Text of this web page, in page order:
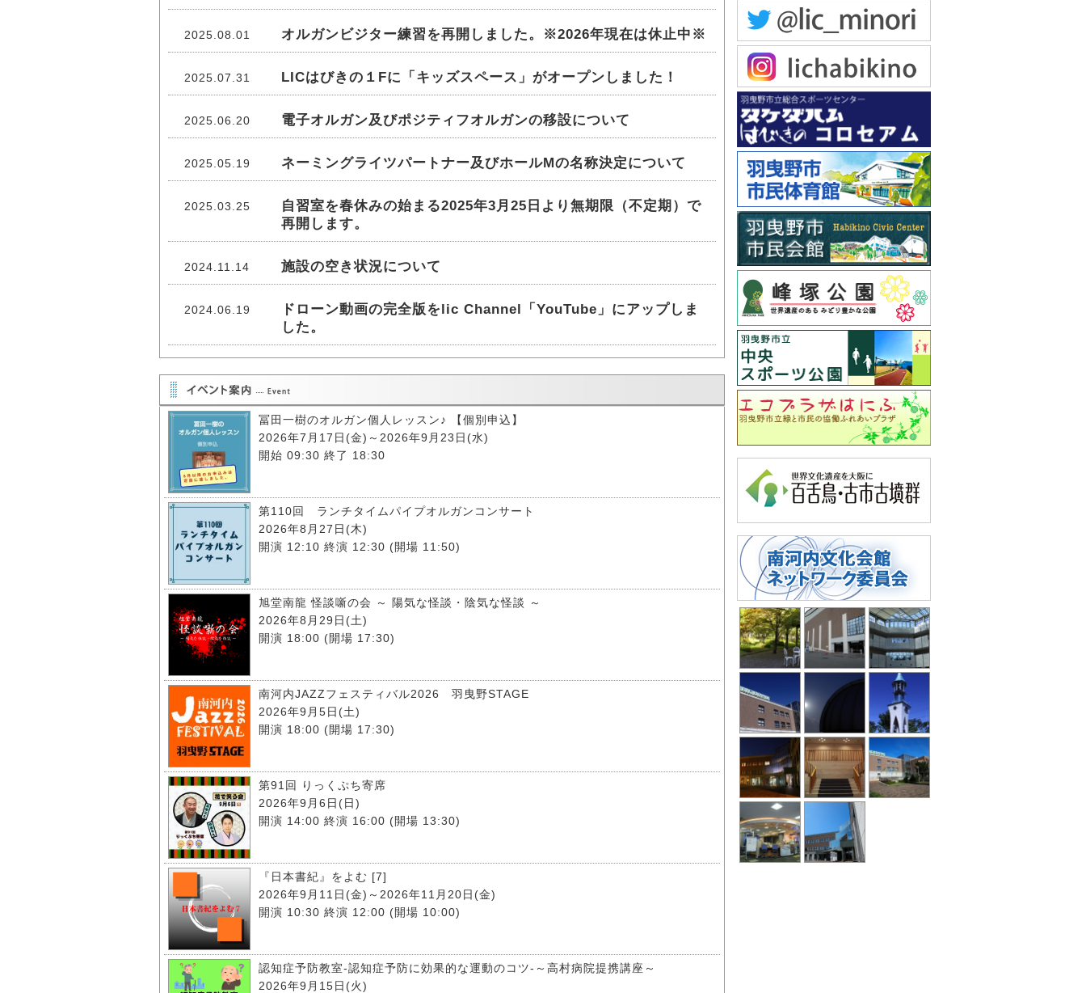
2025.08.01 オルガンビジター練習を再開しました。※2026年現在は休止中※
2025.07.31 LICはびきの１Fに「キッズスペース」がオープンしました！
2025.06.20 電子オルガン及びポジティフオルガンの移設について
2025.05.19 ネーミングライツパートナー及びホールMの名称決定について
2025.03.25
自習室を春休みの始まる2025年3月25日より無期限（不定期）で
再開します。
2024.11.14 施設の空き状況について
2024.06.19
ドローン動画の完全版をlic Channel「YouTube」にアップしま
した。
冨田一樹のオルガン個人レッスン♪ 【個別申込】
2026年7月17日(金)～2026年9月23日(水)
開始 09:30 終了 18:30
第110回 ランチタイムパイプオルガンコンサート
2026年8月27日(木)
開演 12:10 終演 12:30 (開場 11:50)
旭堂南龍 怪談噺の会 ～ 陽気な怪談・陰気な怪談 ～
2026年8月29日(土)
開演 18:00 (開場 17:30)
南河内JAZZフェスティバル2026 羽曳野STAGE
2026年9月5日(土)
開演 18:00 (開場 17:30)
第91回 りっくぷち寄席
2026年9月6日(日)
開演 14:00 終演 16:00 (開場 13:30)
『日本書紀』をよむ [7]
2026年9月11日(金)～2026年11月20日(金)
開演 10:30 終演 12:00 (開場 10:00)
認知症予防教室‐認知症予防に効果的な運動のコツ-～高村病院提携講座～
2026年9月15日(火)